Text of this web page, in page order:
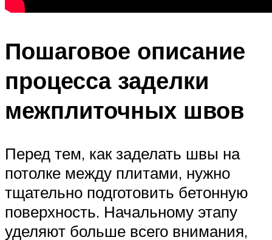
Пошаговое описание
процесса заделки
межплиточных швов
Перед тем, как заделать швы на
потолке между плитами, нужно
тщательно подготовить бетонную
поверхность. Начальному этапу
уделяют больше всего внимания,